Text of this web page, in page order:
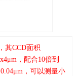
其CCD面积
，配合10倍到
，可以测量小